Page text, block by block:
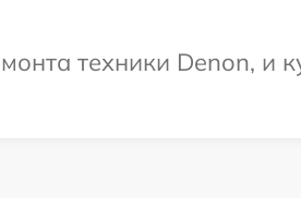
техники Denon, и